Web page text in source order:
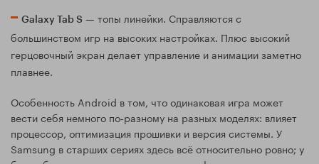
Galaxy Tab S — топы линейки. Справляются с
большинством игр на высоких настройках. Плюс высокий
герцовочный экран делает управление и анимации заметно
плавнее.
Особенность Android в том, что одинаковая игра может
вести себя немного по‑разному на разных моделях: влияет
процессор, оптимизация прошивки и версия системы. У
Samsung в старших сериях здесь всё относительно ровно; у